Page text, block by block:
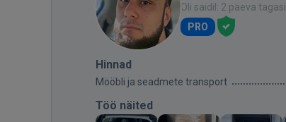
Oli saidil: 2 päeva tagasi
PRO
Hinnad
Mööbli ja seadmete transport
Töö näited